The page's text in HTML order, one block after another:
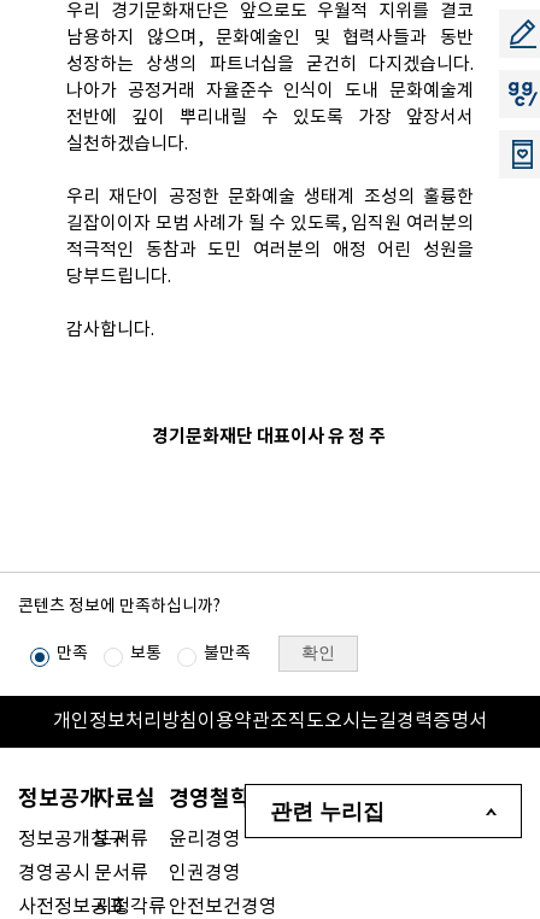
소리
공모
지
우리 경기문화재단은 앞으로도 우월적 지위를 결코
남용하지 않으며, 문화예술인 및 협력사들과 동반
성장하는 상생의 파트너십을 굳건히 다지겠습니다.
나아가 공정거래 자율준수 인식이 도내 문화예술계
전반에 깊이 뿌리내릴 수 있도록 가장 앞장서서
실천하겠습니다.
우리 재단이 공정한 문화예술 생태계 조성의 훌륭한
길잡이이자 모범 사례가 될 수 있도록, 임직원 여러분의
적극적인 동참과 도민 여러분의 애정 어린 성원을
당부드립니다.
감사합니다.
경기문화재단 대표이사 유 정 주
콘텐츠 정보에 만족하십니까?
만족 보통 불만족 확인
개인정보처리방침이용약관조직도오시는길경력증명서
정보공개
정보공개청구
경영공시
사전정보공표
자료실
도서류
문서류
시청각류
경영철학
윤리경영
인권경영
안전보건경영
관련 누리집